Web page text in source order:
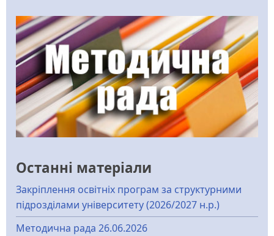
Останні матеріали
Закріплення освітніх програм за структурними
підрозділами університету (2026/2027 н.р.)
Методична рада 26.06.2026